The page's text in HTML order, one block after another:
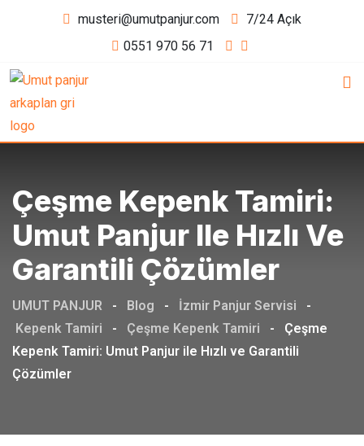
musteri@umutpanjur.com
7/24 Açık
0551 970 56 71
Çeşme Kepenk Tamiri:
Umut Panjur Ile Hızlı Ve
Garantili Çözümler
UMUT PANJUR - Blog - İzmir Panjur Servisi
-
Kepenk Tamiri
- Çeşme Kepenk Tamiri -
Çeşme
Kepenk Tamiri: Umut Panjur ile Hızlı ve Garantili
Çözümler